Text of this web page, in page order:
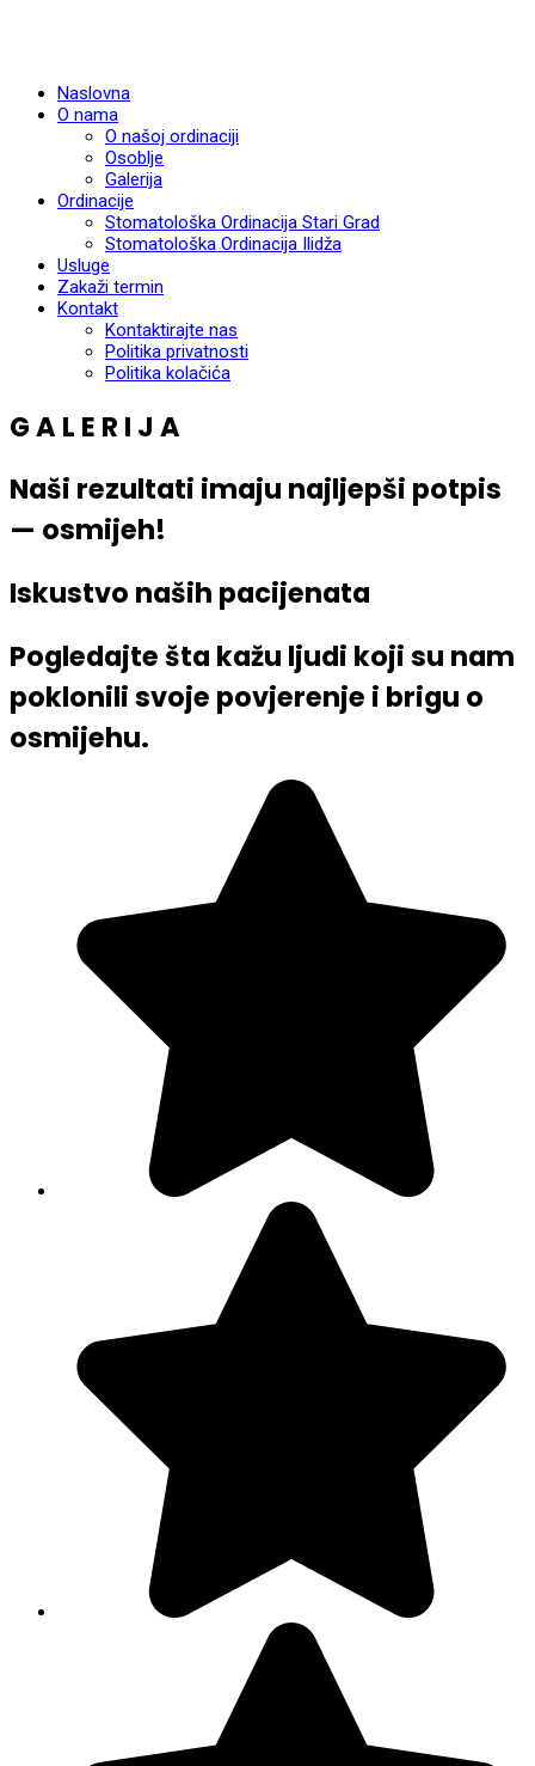
Naslovna
O nama
O našoj ordinaciji
Osoblje
Galerija
Ordinacije
Stomatološka Ordinacija Stari Grad
Stomatološka Ordinacija Ilidža
Usluge
Zakaži termin
Kontakt
Kontaktirajte nas
Politika privatnosti
Politika kolačića
G A L E R I J A
Naši rezultati imaju najljepši potpis
— osmijeh!
Iskustvo naših pacijenata
Pogledajte šta kažu ljudi koji su nam
poklonili svoje povjerenje i brigu o
osmijehu.